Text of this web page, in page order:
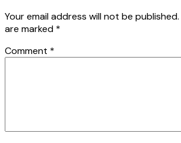
Your email address will not be published.
are marked *
Comment *